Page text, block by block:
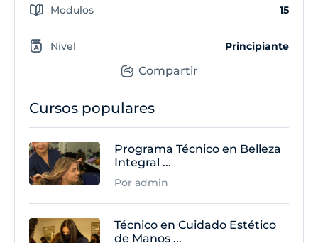
Compartir
Modulos 15
Nivel Principiante
Cursos populares
Programa Técnico en Belleza
Integral ...
Por admin
Técnico en Cuidado Estético
de Manos ...